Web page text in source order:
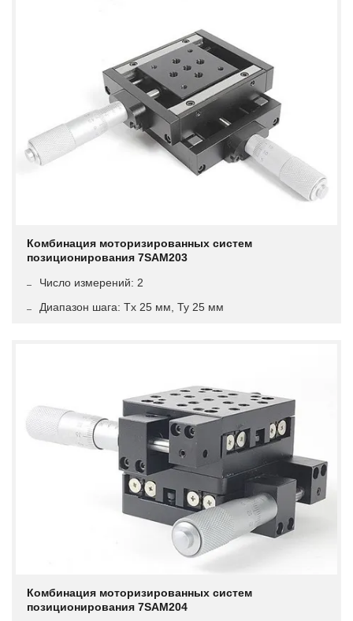
Комбинация моторизированных систем
позиционирования 7SAM203
Число измерений: 2
Диапазон шага: Tx 25 мм, Ty 25 мм
Комбинация моторизированных систем
позиционирования 7SAM204